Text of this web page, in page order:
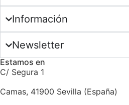
Información
Newsletter
Estamos en
C/ Segura 1
Camas, 41900 Sevilla (España)